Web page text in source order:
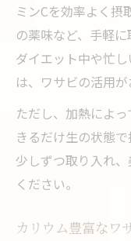
ワサビの
ダイエッ
ワサビ
ワサビの栄養
ワサビの
割
ワサビを
ミンCを効率よく摂
の薬味など、手軽
ダイエット中や忙
は、ワサビの活用が
ただし、加熱によ
きるだけ生の状態
少しずつ取り入れ
ください。
カリウム豊富なワ